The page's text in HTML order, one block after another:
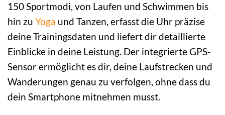
150 Sportmodi, von Laufen und Schwimmen bis
hin zu Yoga und Tanzen, erfasst die Uhr präzise
deine Trainingsdaten und liefert dir detaillierte
Einblicke in deine Leistung. Der integrierte GPS-
Sensor ermöglicht es dir, deine Laufstrecken und
Wanderungen genau zu verfolgen, ohne dass du
dein Smartphone mitnehmen musst.